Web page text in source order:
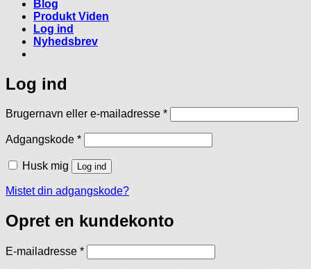
Blog
Produkt Viden
Log ind
Nyhedsbrev
Log ind
Brugernavn eller e-mailadresse *Påkrævet
Adgangskode *Påkrævet
Husk mig Log ind
Mistet din adgangskode?
Opret en kundekonto
E-mailadresse *Påkrævet